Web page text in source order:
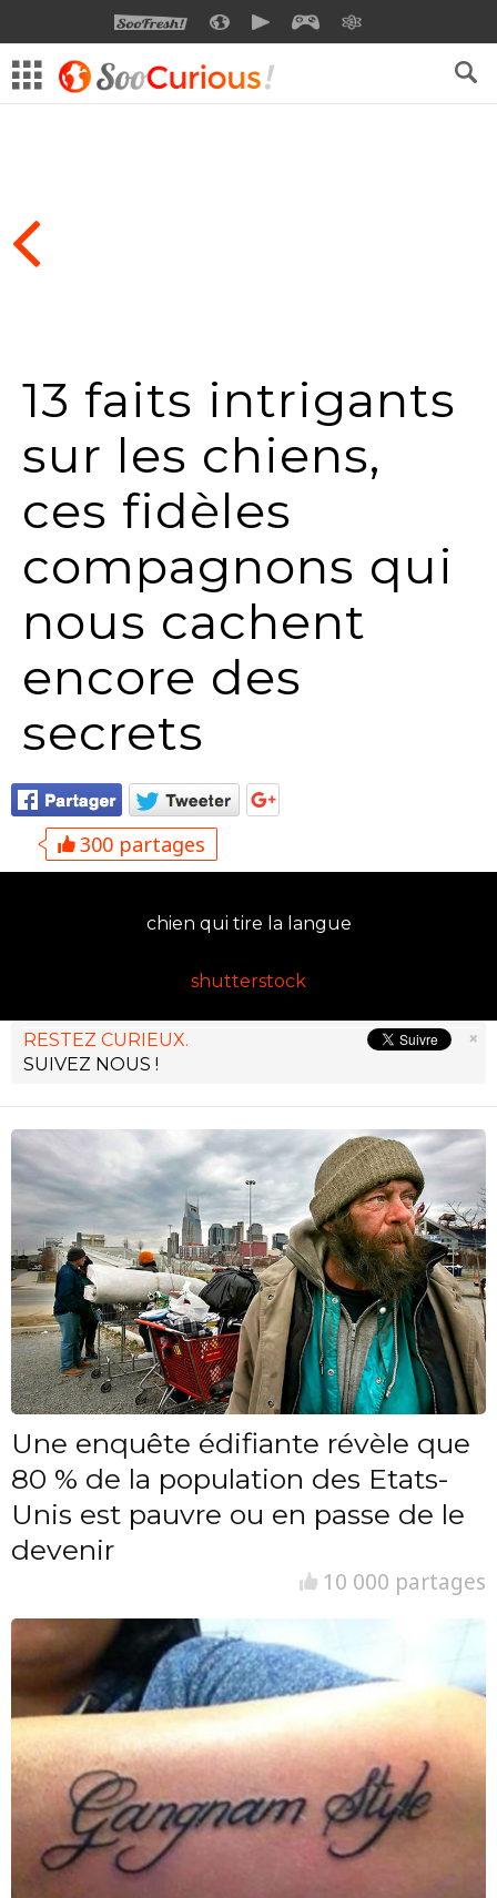
SOOFRESHSOOCURIOUSSOOMOTIONSOOGEEK
13 faits intrigants
sur les chiens,
ces fidèles
compagnons qui
nous cachent
encore des
secrets
300 partages
chien qui tire la langue
shutterstock
×
RESTEZ CURIEUX.
SUIVEZ NOUS !
Une enquête édifiante révèle que
80 % de la population des Etats-
Unis est pauvre ou en passe de le
devenir
10 000 partages